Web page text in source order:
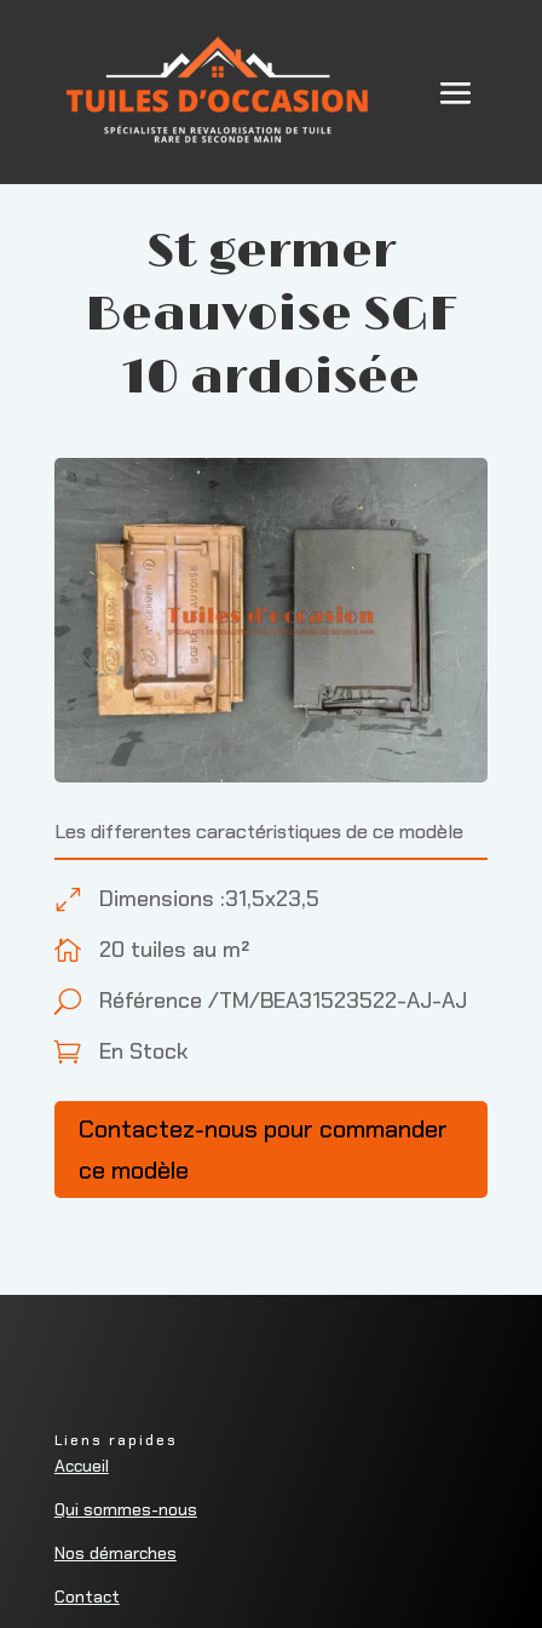
St germer
Beauvoise SGF
10 ardoisée
Les differentes caractéristiques de ce modèle
0 Dimensions :31,5x23,5
 20 tuiles au m²
U Référence /TM/BEA31523522-AJ-AJ
 En Stock
Contactez-nous pour commander
ce modèle
Liens rapides
Accueil
Qui sommes-nous
Nos démarches
Contact